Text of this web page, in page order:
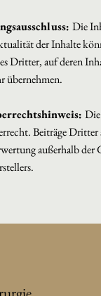
Die
der Inhalte
Dritter, auf deren
übernehmen.
Beiträge Dritter
außerhalb